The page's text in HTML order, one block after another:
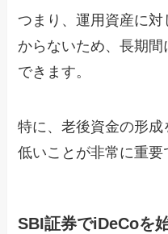
つまり、運用資産に
からないため、長期
できます。
特に、老後資金の形
低いことが非常に重要
SBI証券でiDeCoを